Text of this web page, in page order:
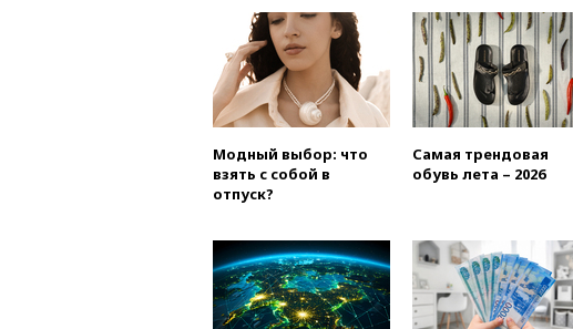
Модный выбор: что
взять с собой в
отпуск?
Самая трендовая
обувь лета – 2026